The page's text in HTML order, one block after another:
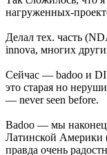
нагруженных-
Делал тех. часть
innova, многих
Сейчас — badoo и
это старая но
— never seen before.
Badoo — мы
Латинской Америки
правда очень